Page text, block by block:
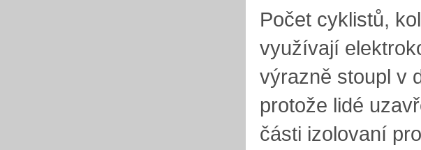
Počet cyklistů,
využívají
výrazně stoupl v
protože lidé
části izolovaní